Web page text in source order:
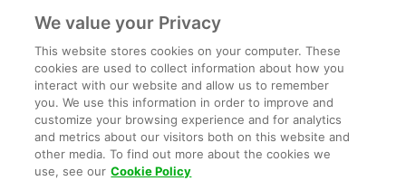
Indonesia
© 2023 Gojek | Gojek is a trademark of PT GoTo
Gojek Tokopedia Tbk. Registered in the Directorate
We value your Privacy
This website stores cookies on your computer. These
cookies are used to collect information about how you
interact with our website and allow us to remember
you. We use this information in order to improve and
customize your browsing experience and for analytics
and metrics about our visitors both on this website and
other media. To find out more about the cookies we
use, see our Cookie Policy